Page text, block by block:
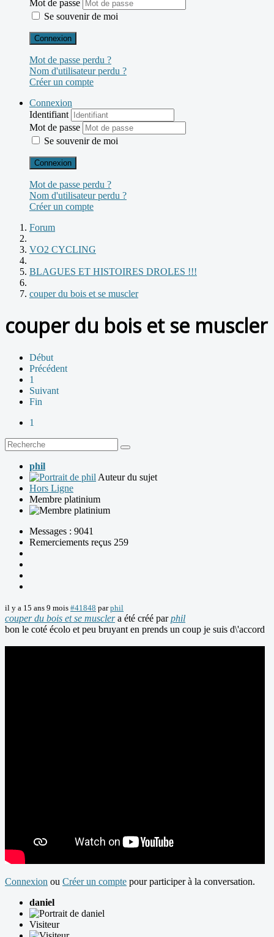
Mot de passe
Se souvenir de moi
Connexion
Mot de passe perdu ?
Nom d'utilisateur perdu ?
Créer un compte
Connexion
Identifiant
Mot de passe
Se souvenir de moi
Connexion
Mot de passe perdu ?
Nom d'utilisateur perdu ?
Créer un compte
Forum
VO2 CYCLING
BLAGUES ET HISTOIRES DROLES !!!
couper du bois et se muscler
couper du bois et se muscler
Début
Précédent
1
Suivant
Fin
1
phil
Auteur du sujet
Hors Ligne
Membre platinium
Messages : 9041
Remerciements reçus 259
il y a 15 ans 9 mois #41848 parphil
couper du bois et se musclera été créé parphil
bon le coté écolo et peu bruyant en prends un coup je suis d\'accord
Connexion ou Créer un compte pour participer à la conversation.
daniel
Visiteur